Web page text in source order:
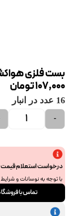
بست فلزی هواکش
107,000تومان
16 عدد در انبار
-
درخواست استعلام قیمت
با توجه به نوسانات و
جهت استعلام نهایی با
تماس با